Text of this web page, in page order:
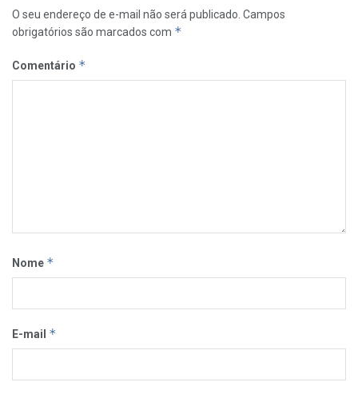
O seu endereço de e-mail não será publicado. Campos
obrigatórios são marcados com *
Comentário *
Nome *
E-mail *